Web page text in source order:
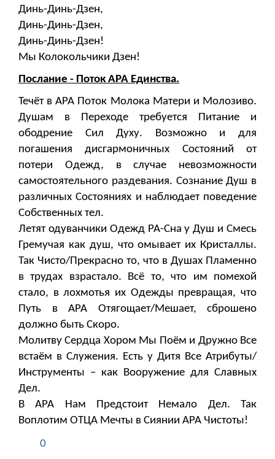
Динь-Динь-Дзен,
Динь-Динь-Дзен,
Динь-Динь-Дзен!
Мы Колокольчики Дзен!
Послание - Поток АРА Единства.
Течёт в АРА Поток Молока Матери и Молозиво.
Душам в Переходе требуется Питание и
ободрение Сил Духу. Возможно и для
погашения дисгармоничных Состояний от
потери Одежд, в случае невозможности
самостоятельного раздевания. Сознание Душ в
различных Состояниях и наблюдает поведение
Собственных тел.
Летят одуванчики Одежд РА-Сна у Душ и Смесь
Гремучая как душ, что омывает их Кристаллы.
Так Чисто/Прекрасно то, что в Душах Пламенно
в трудах взрастало. Всё то, что им помехой
стало, в лохмотья их Одежды превращая, что
Путь в АРА Отягощает/Мешает, сброшено
должно быть Скоро.
Молитву Сердца Хором Мы Поём и Дружно Все
встаём в Служения. Есть у Дитя Все Атрибуты/
Инструменты – как Вооружение для Славных
Дел.
В АРА Нам Предстоит Немало Дел. Так
Воплотим ОТЦА Мечты в Сиянии АРА Чистоты!
0